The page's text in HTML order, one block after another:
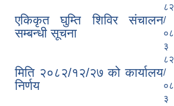
एकिकृत घुम्ति शिविर संचालन
सम्बन्धी सूचना
८२
/
०८
३
मिति २०८२/१२/२७ को कार्यालय
निर्णय
८२
/
०८
३